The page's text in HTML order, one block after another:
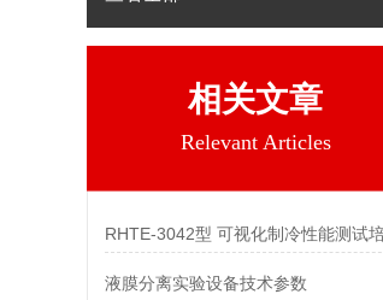
相关文章
Relevant Articles
液膜分离实验设备技术参数